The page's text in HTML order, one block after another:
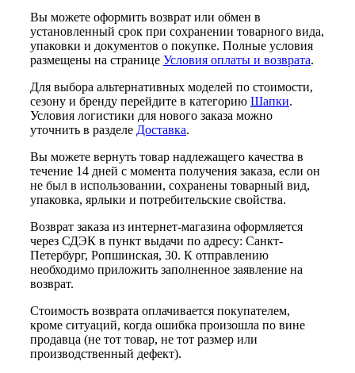
Вы можете оформить возврат или обмен в
установленный срок при сохранении товарного вида,
упаковки и документов о покупке. Полные условия
размещены на странице Условия оплаты и возврата.
Для выбора альтернативных моделей по стоимости,
сезону и бренду перейдите в категорию Шапки.
Условия логистики для нового заказа можно
уточнить в разделе Доставка.
Вы можете вернуть товар надлежащего качества в
течение 14 дней с момента получения заказа, если он
не был в использовании, сохранены товарный вид,
упаковка, ярлыки и потребительские свойства.
Возврат заказа из интернет-магазина оформляется
через СДЭК в пункт выдачи по адресу: Санкт-
Петербург, Ропшинская, 30. К отправлению
необходимо приложить заполненное заявление на
возврат.
Стоимость возврата оплачивается покупателем,
кроме ситуаций, когда ошибка произошла по вине
продавца (не тот товар, не тот размер или
производственный дефект).